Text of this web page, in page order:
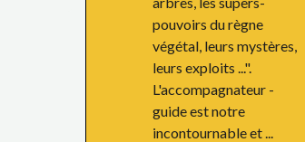
pouvoirs du règne
végétal, leurs mystères,
leurs exploits ...".
L'accompagnateur -
guide est notre
incontournable et ...